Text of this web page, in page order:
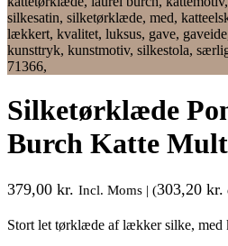
Silketørklæde
Burch Katte
379,00 kr. Incl. Moms | (303,20 kr.
Stort let tørklæde af lækker silke, med